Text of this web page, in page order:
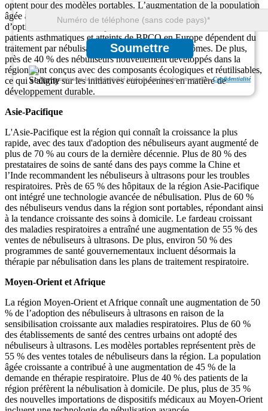
Soumettre
Nous garantissons la confidentialité totale de vos données personnelles.Confidentialité
optent pour des modèles portables. L’augmentation de la population
âgée a contribué à une augmentation de 50 % de la demande
d’options de traitement respiratoire à domicile. Plus de 45 % des
patients asthmatiques et atteints de BPCO en Europe dépendent du
traitement par nébulisation pour gérer leurs symptômes. De plus,
près de 40 % des nébuliseurs nouvellement développés dans la
région sont conçus avec des composants écologiques et réutilisables,
ce qui s’aligne sur les initiatives européennes en matière de
développement durable.
Asie-Pacifique
L'Asie-Pacifique est la région qui connaît la croissance la plus
rapide, avec des taux d'adoption des nébuliseurs ayant augmenté de
plus de 70 % au cours de la dernière décennie. Plus de 80 % des
prestataires de soins de santé dans des pays comme la Chine et
l’Inde recommandent les nébuliseurs à ultrasons pour les troubles
respiratoires. Près de 65 % des hôpitaux de la région Asie-Pacifique
ont intégré une technologie avancée de nébulisation. Plus de 60 %
des nébuliseurs vendus dans la région sont portables, répondant ainsi
à la tendance croissante des soins à domicile. Le fardeau croissant
des maladies respiratoires a entraîné une augmentation de 55 % des
ventes de nébuliseurs à ultrasons. De plus, environ 50 % des
programmes de santé gouvernementaux incluent désormais la
thérapie par nébulisation dans les plans de traitement respiratoire.
Moyen-Orient et Afrique
La région Moyen-Orient et Afrique connaît une augmentation de 50
% de l’adoption des nébuliseurs à ultrasons en raison de la
sensibilisation croissante aux maladies respiratoires. Plus de 60 %
des établissements de santé des centres urbains ont adopté des
nébuliseurs à ultrasons. Les modèles portables représentent près de
55 % des ventes totales de nébuliseurs dans la région. La population
âgée croissante a contribué à une augmentation de 45 % de la
demande en thérapie respiratoire. Plus de 40 % des patients de la
région préfèrent la nébulisation à domicile. De plus, plus de 35 %
des nouvelles importations de dispositifs médicaux au Moyen-Orient